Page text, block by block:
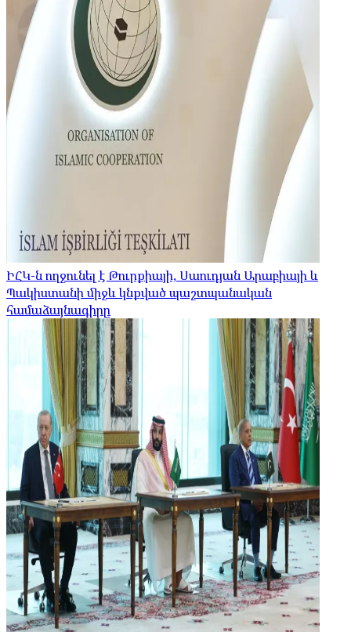
ԻՀԿ-ն ողջունել է Թուրքիայի, Սաուդյան Արաբիայի և
Պակիստանի միջև կնքված պաշտպանական
համաձայնագիրը